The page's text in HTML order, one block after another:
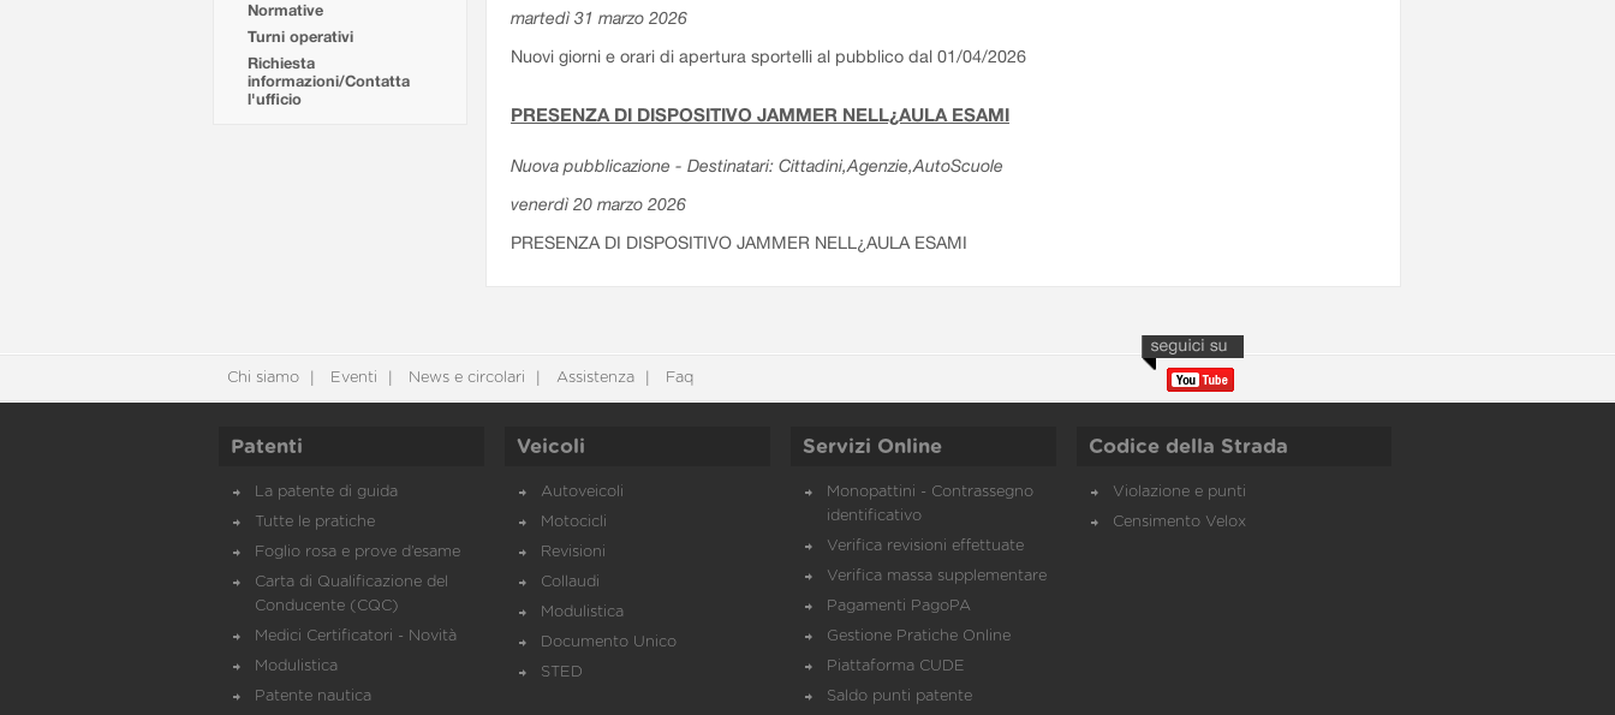
Normative
Turni operativi
Richiesta
informazioni/Contatta
l'ufficio
martedì 31 marzo 2026
Nuovi giorni e orari di apertura sportelli al pubblico dal 01/04/2026
PRESENZA DI DISPOSITIVO JAMMER NELL¿AULA ESAMI
Nuova pubblicazione - Destinatari: Cittadini,Agenzie,AutoScuole
venerdì 20 marzo 2026
PRESENZA DI DISPOSITIVO JAMMER NELL¿AULA ESAMI
Chi siamo Eventi News e circolari Assistenza Faq
Patenti
La patente di guida
Tutte le pratiche
Foglio rosa e prove d’esame
Carta di Qualificazione del
Conducente (CQC)
Medici Certificatori - Novità
Modulistica
Patente nautica
Veicoli
Autoveicoli
Motocicli
Revisioni
Collaudi
Modulistica
Documento Unico
STED
Servizi Online
Monopattini - Contrassegno
identificativo
Verifica revisioni effettuate
Verifica massa supplementare
Pagamenti PagoPA
Gestione Pratiche Online
Piattaforma CUDE
Saldo punti patente
Codice della Strada
Violazione e punti
Censimento Velox